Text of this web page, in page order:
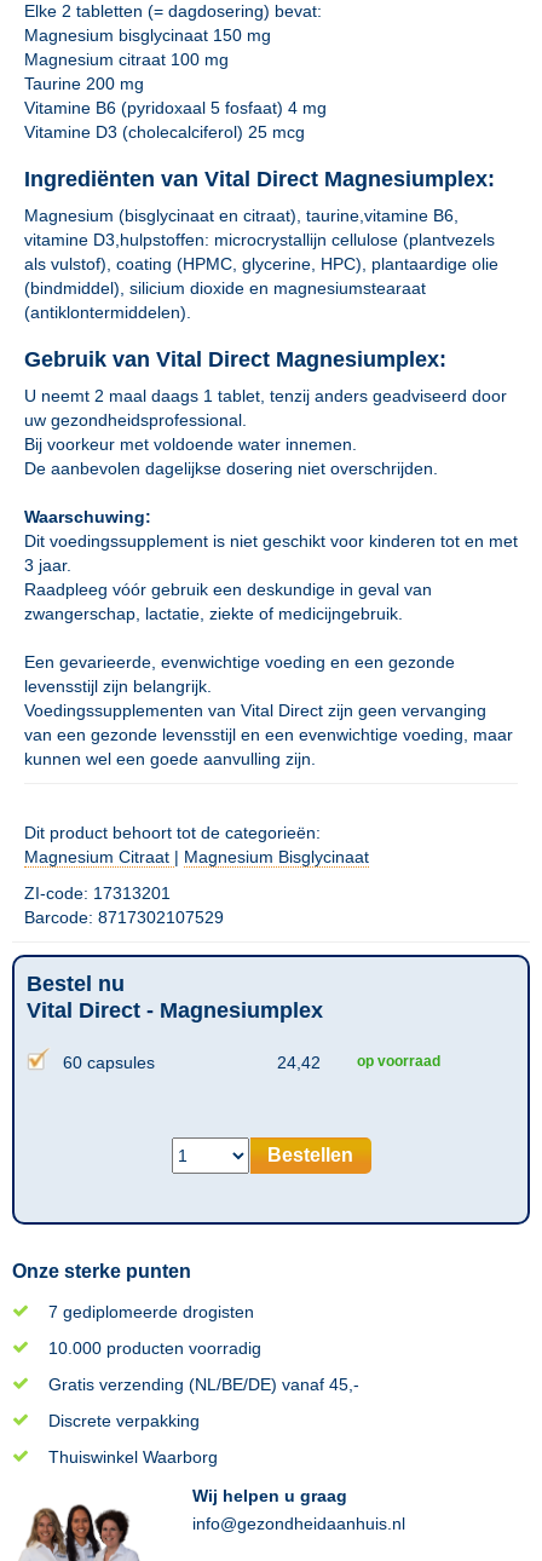
Elke 2 tabletten (= dagdosering) bevat:
Magnesium bisglycinaat 150 mg
Magnesium citraat 100 mg
Taurine 200 mg
Vitamine B6 (pyridoxaal 5 fosfaat) 4 mg
Vitamine D3 (cholecalciferol) 25 mcg
Ingrediënten van Vital Direct Magnesiumplex:
Magnesium (bisglycinaat en citraat), taurine,vitamine B6,
vitamine D3,hulpstoffen: microcrystallijn cellulose (plantvezels
als vulstof), coating (HPMC, glycerine, HPC), plantaardige olie
(bindmiddel), silicium dioxide en magnesiumstearaat
(antiklontermiddelen).
Gebruik van Vital Direct Magnesiumplex:
U neemt 2 maal daags 1 tablet, tenzij anders geadviseerd door
uw gezondheidsprofessional.
Bij voorkeur met voldoende water innemen.
De aanbevolen dagelijkse dosering niet overschrijden.
Waarschuwing:
Dit voedingssupplement is niet geschikt voor kinderen tot en met
3 jaar.
Raadpleeg vóór gebruik een deskundige in geval van
zwangerschap, lactatie, ziekte of medicijngebruik.
Een gevarieerde, evenwichtige voeding en een gezonde
levensstijl zijn belangrijk.
Voedingssupplementen van Vital Direct zijn geen vervanging
van een gezonde levensstijl en een evenwichtige voeding, maar
kunnen wel een goede aanvulling zijn.
Dit product behoort tot de categorieën:
Magnesium Citraat | Magnesium Bisglycinaat
ZI-code: 17313201
Barcode: 8717302107529
Bestel nu
Vital Direct - Magnesiumplex
60 capsules 24,42 op voorraad
Bestellen
Onze sterke punten
7 gediplomeerde drogisten
10.000 producten voorradig
Gratis verzending (NL/BE/DE) vanaf 45,-
Discrete verpakking
Thuiswinkel Waarborg
Wij helpen u graag
info@gezondheidaanhuis.nl